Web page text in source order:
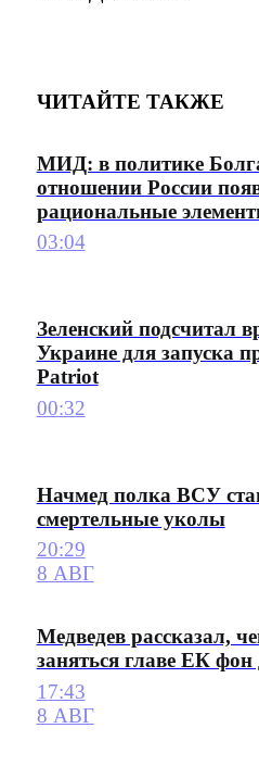
ЧИТАЙТЕ ТАКЖЕ
МИД: в политике
отношении России
рациональные
03:04
Зеленский подсчитал
Украине для запуска
Patriot
00:32
Начмед полка ВСУ
смертельные уколы
20:29
8 АВГ
Медведев рассказал,
заняться главе ЕК
17:43
8 АВГ